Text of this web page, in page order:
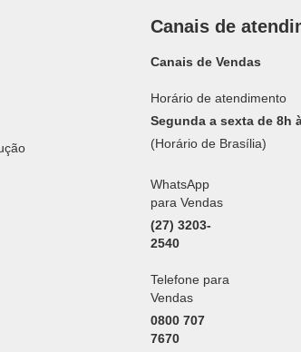
Canais de
WhatsApp
para Vendas
(27) 3203-
2540
Telefone para
Vendas
0800 707
7670
Canais de Vendas
Horário de atendimento
Segunda a sexta de 8h
(Horário de Brasília)